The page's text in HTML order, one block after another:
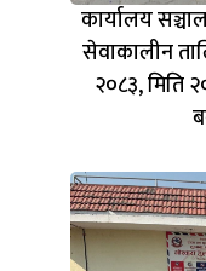
कार्यालय
सेवाकालीन
२०८३, मिति